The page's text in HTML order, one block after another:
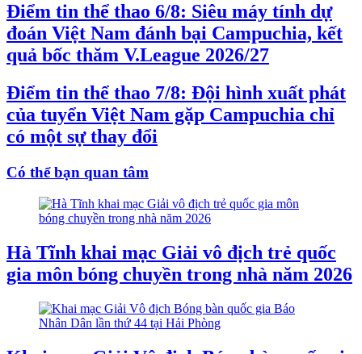
Điểm tin thể thao 6/8: Siêu máy tính dự
đoán Việt Nam đánh bại Campuchia, kết
quả bốc thăm V.League 2026/27
Điểm tin thể thao 7/8: Đội hình xuất phát
của tuyển Việt Nam gặp Campuchia chỉ
có một sự thay đổi
Có thể bạn quan tâm
Hà Tĩnh khai mạc Giải vô địch trẻ quốc
gia môn bóng chuyền trong nhà năm 2026